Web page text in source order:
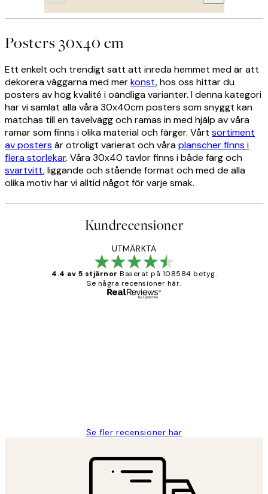
Posters 30x40 cm
Ett enkelt och trendigt sätt att inreda hemmet med är att
dekorera väggarna med merkonst, hos oss hittar du
posters av hög kvalité i oändliga varianter. I denna kategori
har vi samlat alla våra 30x40cm posters som snyggt kan
matchas till en tavelvägg och ramas in med hjälp av våra
ramar som finns i olika material och färger. Vårt sortiment
av posters är otroligt varierat och våraplanscher finns i
flera storlekar. Våra 30x40 tavlor finns i både färg och
svartvitt, liggande och stående format och med de alla
olika motiv har vi alltid något för varje smak.
Kundrecensioner
UTMÄRKTA
4.4 av 5 stjärnor Baserat på 108584 betyg.
Se några recensioner här.
Se fler recensioner här